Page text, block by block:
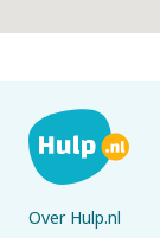
Over Hulp.nl